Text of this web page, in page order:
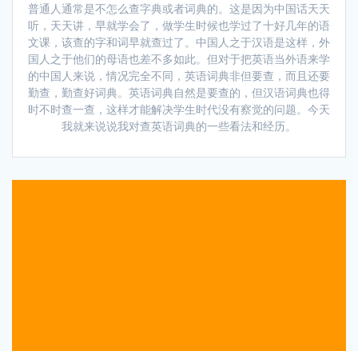
普通人通常是不怎么查字典或者词典的。这是因为中国话天天
听，天天讲，早就学会了，做学生时候也学过了十好几年的语
文课，该查的字和词早就查过了。中国人之于汉语是这样，外
国人之于他们的母语也差不多如此。但对于把英语当外语来学
的中国人来说，情况完全不同，英语词典非但要查，而且还要
勤查，勤查好词典。英语词典自然是要查的，但汉语词典也得
时不时查一查，这样才能解决学生时代没有察觉的问题。今天
我就来说说我对查英语词典的一些看法和经历。